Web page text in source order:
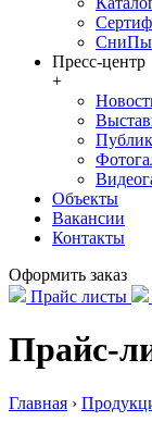
Пресс-центр
+
Объекты
Вакансии
Контакты
Оформить заказ
Прайс листы
Прайс-
Главная ›